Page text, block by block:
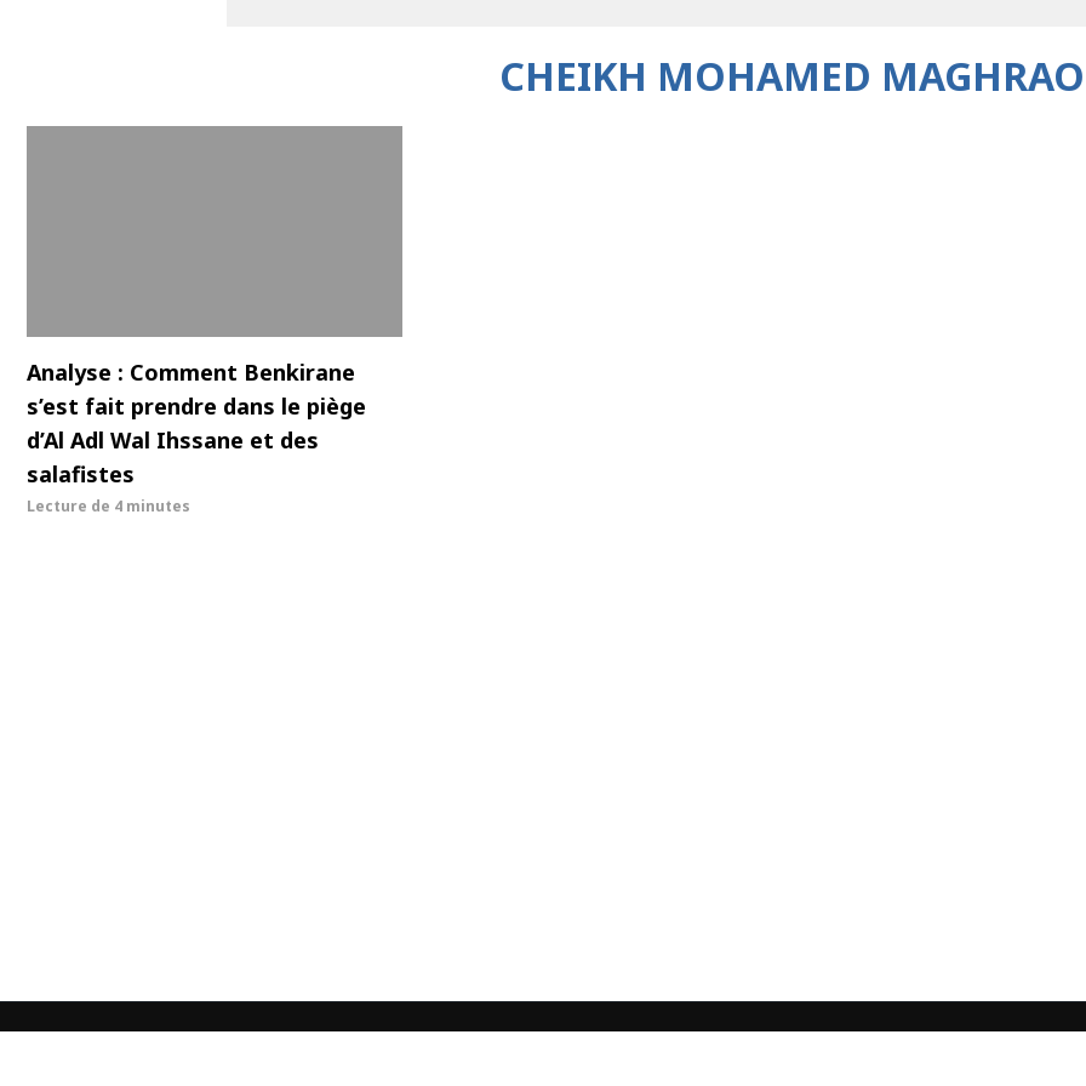
CHEIKH MOHAMED
Analyse : Comment Benkirane
s’est fait prendre dans le piège
d’Al Adl Wal Ihssane et des
salafistes
Lecture de 4 minutes